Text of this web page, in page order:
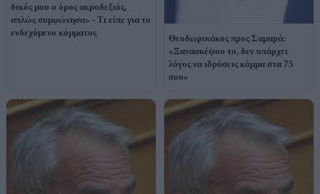
δικός μου ο όρος ακροδεξιός,
απλώς συμφώνησα» - Τι είπε για το
ενδεχόμενο κόμματος
Θεοδωρικάκος προς Σαμαρά:
«Ξανασκέψου το, δεν υπάρχει
λόγος να ιδρύσεις κόμμα στα 75
σου»